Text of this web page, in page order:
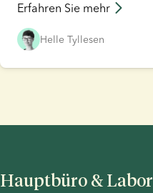
mein Leben ausmacht.“
Erfahren Sie mehr
Helle Tyllesen
Hauptbüro & Labor